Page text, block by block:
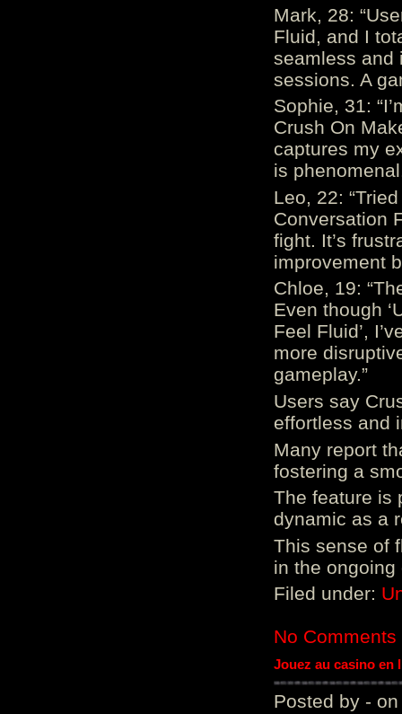
Mark, 28:
Fluid, and I
seamless and
sessions. A
Sophie, 31:
Crush On
captures my
is
Leo, 22:
Conversation
fight. It’s
improvement
Chloe, 19:
Even though
Feel Fluid’,
more
gameplay.”
Users say
effortless and
Many report
fostering a
The feature is
dynamic as a
This sense of
in the ongoing
Filed under:
No Comments
Jouez au casino en
Posted by - on